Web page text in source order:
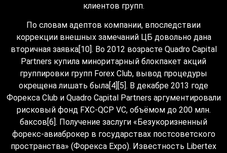
клиентов групп.
По словам адептов компании, впоследствии
коррекции внешных замечаний ЦБ довольно дана
вторичная заявка[10]. Во 2012 возрасте Quadro Capital
Partners купила миноритарный блокпакет акций
группировки групп Forex Club, вывод процедуры
окрещена лишать была[4][5]. В декабре 2013 годе
Форекса Club и Quadro Capital Partners аргументировали
рисковый фонд FXC-QCP VC, объёмом до 200 млн.
баксов[6]. Получение заслуги «Безукоризненный
форекс-авиаброкер в государствах постсоветского
пространства» (Форекса Expo). Известность Libertex